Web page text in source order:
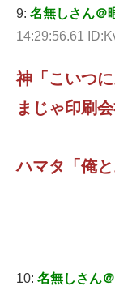
9: 名無しさん＠
14:29:56.61
神「こいつ
まじゃ印刷
ハマタ「俺
10: 名無しさん